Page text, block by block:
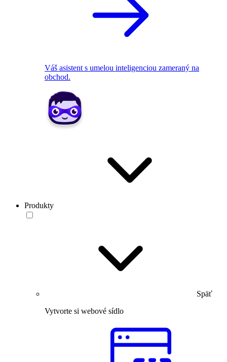
Váš asistent s umelou inteligenciou zameraný na
obchod.
Produkty
Späť
Vytvorte si webové sídlo